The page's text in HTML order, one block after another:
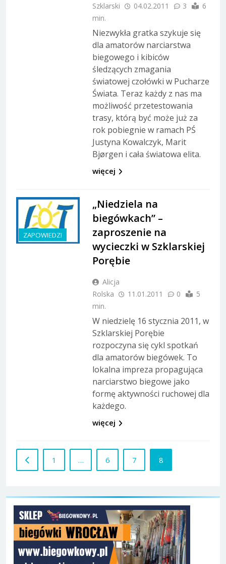
Szklarski
04.02.2011 3
6
min.
Niezwykła gratka szykuje się
dla amatorów narciarstwa
biegowego i kibiców
śledzących zmagania
światowej czołówki w Pucharze
Świata. Teraz każdy z nas ma
możliwość przetestowania
trasy, którą być może już za
rok pobiegnie w ramach PŚ
Justyna Kowalczyk, Marit
Bjørgen i cała światowa elita.
więcej
ZAPOWIEDZI
„Niedziela na
biegówkach” –
zaproszenie na
wycieczki w Szklarskiej
Porębie
Alicja
Rolska
11.01.2011 0
5
min.
W niedzielę 16 stycznia 2011, w
Szklarskiej Porębie
rozpoczyna się cykl spotkań
dla amatorów biegówek. To
lokalna impreza propagująca
narciarstwo biegowe jako
formę aktywności ruchowej dla
każdego.
więcej
1 … 6 7 8